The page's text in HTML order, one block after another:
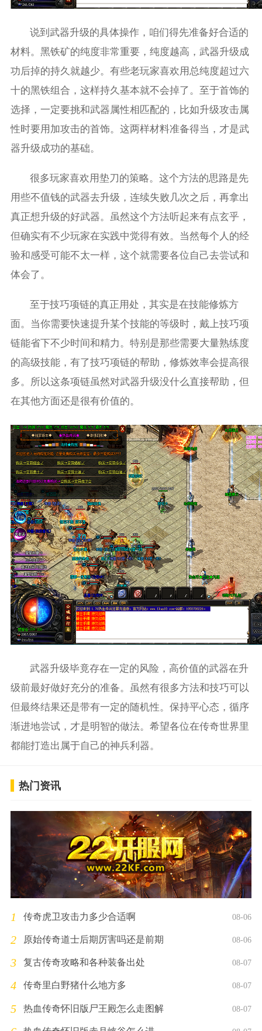
说到武器升级的具体操作，咱们得先准备好合适的
材料。黑铁矿的纯度非常重要，纯度越高，武器升级成
功后掉的持久就越少。有些老玩家喜欢用总纯度超过六
十的黑铁组合，这样持久基本就不会掉了。至于首饰的
选择，一定要挑和武器属性相匹配的，比如升级攻击属
性时要用加攻击的首饰。这两样材料准备得当，才是武
器升级成功的基础。
很多玩家喜欢用垫刀的策略。这个方法的思路是先
用些不值钱的武器去升级，连续失败几次之后，再拿出
真正想升级的好武器。虽然这个方法听起来有点玄乎，
但确实有不少玩家在实践中觉得有效。当然每个人的经
验和感受可能不太一样，这个就需要各位自己去尝试和
体会了。
至于技巧项链的真正用处，其实是在技能修炼方
面。当你需要快速提升某个技能的等级时，戴上技巧项
链能省下不少时间和精力。特别是那些需要大量熟练度
的高级技能，有了技巧项链的帮助，修炼效率会提高很
多。所以这条项链虽然对武器升级没什么直接帮助，但
在其他方面还是很有价值的。
武器升级毕竟存在一定的风险，高价值的武器在升
级前最好做好充分的准备。虽然有很多方法和技巧可以
但最终结果还是带有一定的随机性。保持平心态，循序
渐进地尝试，才是明智的做法。希望各位在传奇世界里
都能打造出属于自己的神兵利器。
热门资讯
1 传奇虎卫攻击力多少合适啊 08-06
2 原始传奇道士后期厉害吗还是前期 08-06
3 复古传奇攻略和各种装备出处 08-07
4 传奇里白野猪什么地方多 08-07
5 热血传奇怀旧版尸王殿怎么走图解 08-07